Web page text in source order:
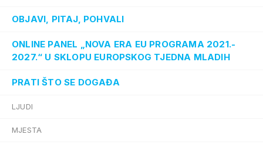
OBJAVI, PITAJ, POHVALI
ONLINE PANEL „NOVA ERA EU PROGRAMA 2021.-
2027.“ U SKLOPU EUROPSKOG TJEDNA MLADIH
PRATI ŠTO SE DOGAĐA
LJUDI
MJESTA